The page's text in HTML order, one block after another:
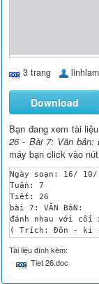
3 trang
Download
Bạn đang xem tài liệu
26 - Bài 7: Văn
máy bạn click vào nút
Ngày soạn: 16/ 10/
Tuần: 7
Tiết: 26
bài 7: VĂN BảN:
đánh nhau với cối
( Trích: Đôn - ki
Xéc-van-tét
a. mục tiêu:
Tài liệu đính kèm:
Tiet 26.doc